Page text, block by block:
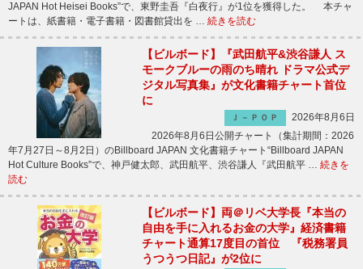
JAPAN Hot Heisei Books”で、東野圭吾『白夜行』が1位を獲得した。 本チャ
ートは、紙書籍・電子書籍・図書館貸出を … 続きを読む
【ビルボード】『武田航平&渋谷謙人 ス
モークブルーの雨のち晴れ ドラマ公式デ
ジタル写真集』が文化書籍チャート首位
に
Ｊ－ＰＯＰ
2026年8月6日
2026年8月6日公開チャート（集計期間：2026
年7月27日～8月2日）のBillboard JAPAN 文化書籍チャート“Billboard JAPAN
Hot Culture Books”で、神戸健太郎、武田航平、渋谷謙人『武田航平 … 続きを
読む
【ビルボード】両＠リベ大学長『本当の
自由を手に入れるお金の大学』経済書籍
チャート通算17度目の首位 『税務署員
うつうつ日記』が2位に